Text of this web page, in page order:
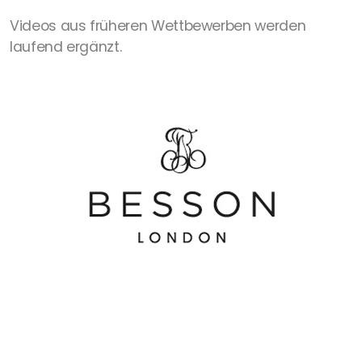
Videos aus früheren Wettbewerben werden
laufend ergänzt.
Statuten